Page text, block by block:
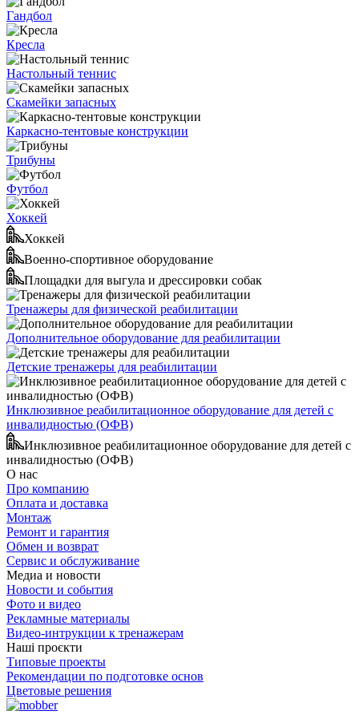
Гандбол
Кресла
Настольный теннис
Скамейки запасных
Каркасно-тентовые конструкции
Трибуны
Футбол
Хоккей
Хоккей
Военно-спортивное оборудование
Площадки для выгула и дрессировки собак
Тренажеры для физической реабилитации
Дополнительное оборудование для реабилитации
Детские тренажеры для реабилитации
Инклюзивное реабилитационное оборудование для детей с
инвалидностью (ОФВ)
Инклюзивное реабилитационное оборудование для детей с
инвалидностью (ОФВ)
О нас
Про компанию
Оплата и доставка
Монтаж
Ремонт и гарантия
Обмен и возврат
Сервис и обслуживание
Медиа и новости
Новости и события
Фото и видео
Рекламные материалы
Видео-интрукции к тренажерам
Наші проєкти
Типовые проекты
Рекомендации по подготовке основ
Цветовые решения